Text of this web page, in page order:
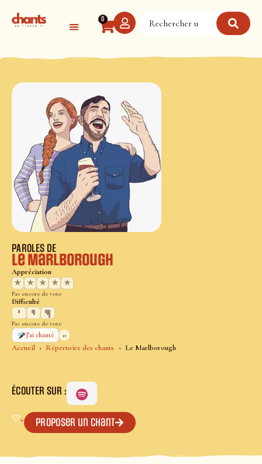
0
Accueil Répertoire des chants Le Marlborough
PAROLES DE
Le Marlborough
Appréciation
★
★ ★ ★ ★
Pas encore de vote
Difficulté
Pas encore de vote
J’ai chanté
0
ÉCOUTER SUR :
♡+ Proposer un chant